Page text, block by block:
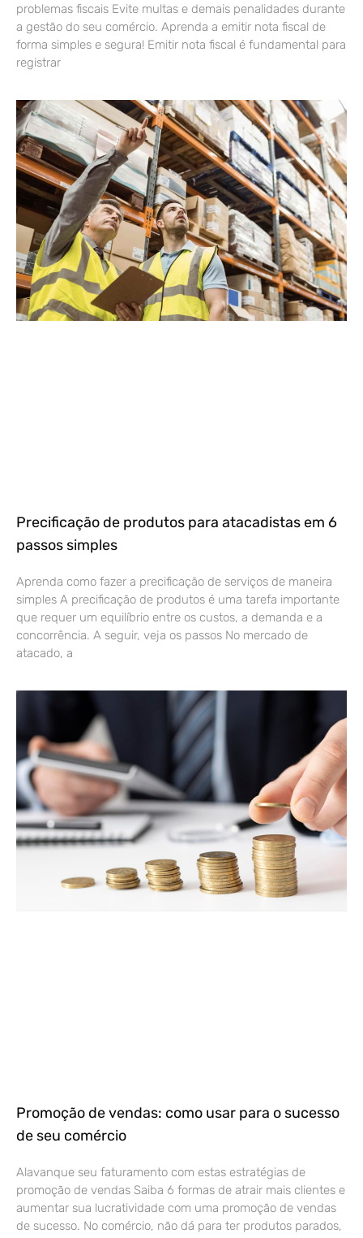
problemas fiscais Evite multas e demais penalidades durante
a gestão do seu comércio. Aprenda a emitir nota fiscal de
forma simples e segura! Emitir nota fiscal é fundamental para
registrar
Precificação de produtos para atacadistas em 6
passos simples
Aprenda como fazer a precificação de serviços de maneira
simples A precificação de produtos é uma tarefa importante
que requer um equilíbrio entre os custos, a demanda e a
concorrência. A seguir, veja os passos No mercado de
atacado, a
Promoção de vendas: como usar para o sucesso
de seu comércio
Alavanque seu faturamento com estas estratégias de
promoção de vendas Saiba 6 formas de atrair mais clientes e
aumentar sua lucratividade com uma promoção de vendas
de sucesso. No comércio, não dá para ter produtos parados,